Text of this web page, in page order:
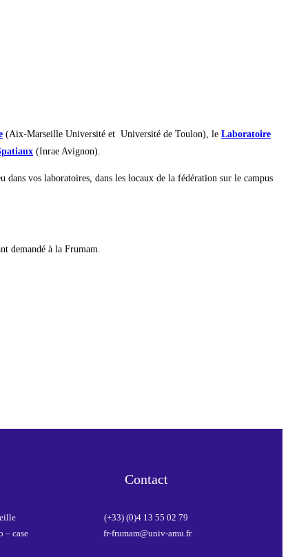
(Aix-Marseille Université et Université de Toulon), le Laboratoire
(Inrae Avignon).
dans vos laboratoires, dans les locaux de la fédération sur le campus
demandé à la Frumam.
Contact
– case
(+33) (0)4 13 55 02 79
fr-frumam@univ-amu.fr